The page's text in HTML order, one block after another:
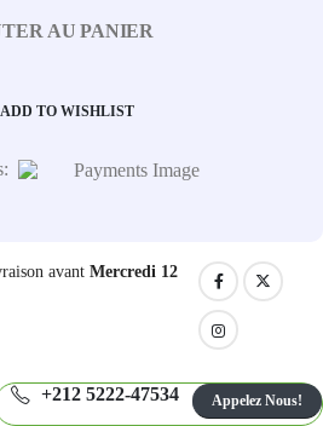
AU PANIER
ADD TO WISHLIST
avant Mercredi 12
+212 5222-47534 Appelez Nous!